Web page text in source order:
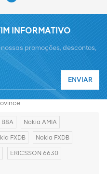
INFORMATIVO
promoções, descontos,
ENVIAR
8 Fenglin Third Road,Yuelu
B8A Nokia AMIA
FXDB Nokia FXDB
ERICSSON 6630